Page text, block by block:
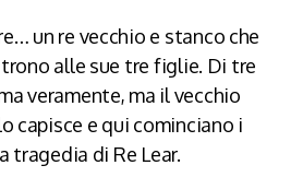
un re vecchio e stanco che
alle sue tre figlie. Di tre
veramente, ma il vecchio
capisce e qui cominciano i
tragedia di Re Lear.